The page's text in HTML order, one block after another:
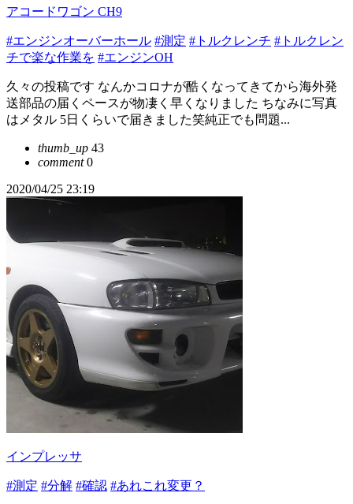
アコードワゴン CH9
#エンジンオーバーホール #測定 #トルクレンチ #トルクレン
チで楽な作業を #エンジンOH
久々の投稿です なんかコロナが酷くなってきてから海外発
送部品の届くペースが物凄く早くなりました ちなみに写真
はメタル 5日くらいで届きました笑純正でも問題...
thumb_up 43
comment0
2020/04/25 23:19
インプレッサ
#測定 #分解 #確認 #あれこれ変更？